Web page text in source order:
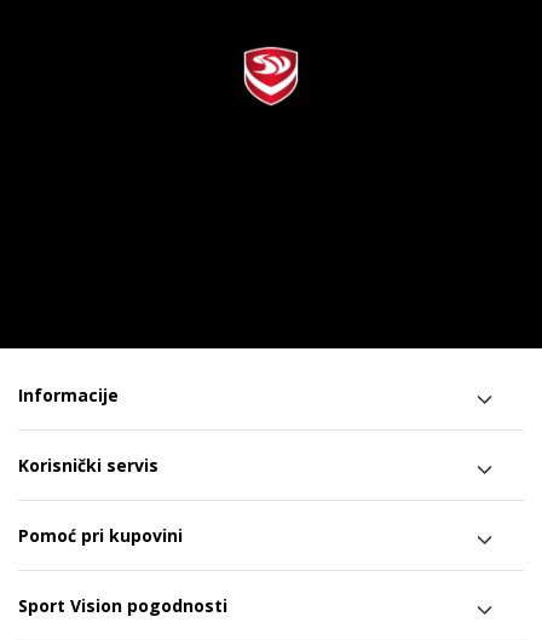
Informacije
Korisnički servis
Pomoć pri kupovini
Sport Vision pogodnosti